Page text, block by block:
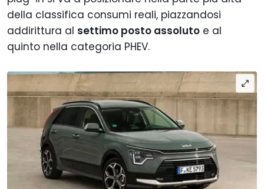
della classifica consumi reali, piazzandosi
addirittura al settimo posto assoluto e al
quinto nella categoria PHEV.